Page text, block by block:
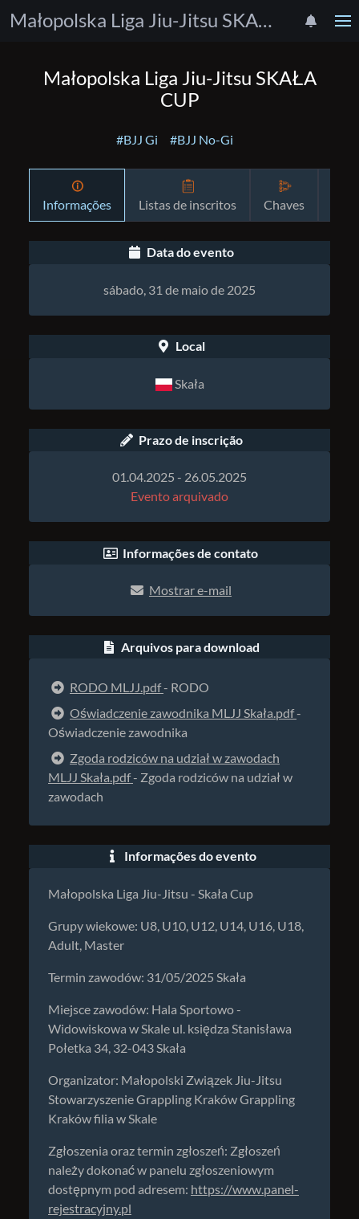
Małopolska Liga Jiu-Jitsu SKAŁA CUP
Małopolska Liga Jiu-Jitsu SKAŁA
CUP
#BJJ Gi #BJJ No-Gi
Informações Listas de inscritos Chaves
Data do evento
sábado, 31 de maio de 2025
Local
Skała
Prazo de inscrição
01.04.2025 - 26.05.2025
Evento arquivado
Informações de contato
Mostrar e-mail
Arquivos para download
RODO MLJJ.pdf- RODO
Oświadczenie zawodnika MLJJ Skała.pdf-
Oświadczenie zawodnika
Zgoda rodziców na udział w zawodach
MLJJ Skała.pdf- Zgoda rodziców na udział w
zawodach
Informações do evento
Małopolska Liga Jiu-Jitsu - Skała Cup
Grupy wiekowe: U8, U10, U12, U14, U16, U18,
Adult, Master
Termin zawodów: 31/05/2025 Skała
Miejsce zawodów: Hala Sportowo -
Widowiskowa w Skale ul. księdza Stanisława
Połetka 34, 32-043 Skała
Organizator: Małopolski Związek Jiu-Jitsu
Stowarzyszenie Grappling Kraków Grappling
Kraków filia w Skale
Zgłoszenia oraz termin zgłoszeń: Zgłoszeń
należy dokonać w panelu zgłoszeniowym
dostępnym pod adresem: https://www.panel-
rejestracyjny.pl